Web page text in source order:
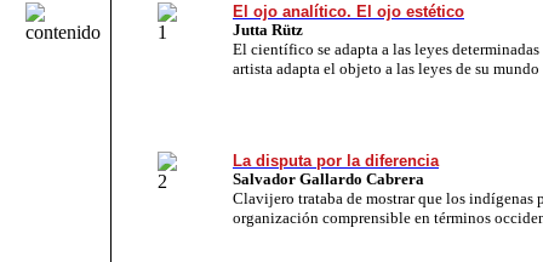
El ojo analítico. El ojo estético
Jutta Rütz
El científico se adapta a las leyes
artista adapta el objeto a las leyes de su
La disputa por la diferencia
Salvador Gallardo Cabrera
Clavijero trataba de mostrar que los indígenas
organización comprensible en términos